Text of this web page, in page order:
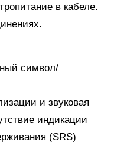
в кабеле.
символ/
и звуковая
индикации
(SRS)